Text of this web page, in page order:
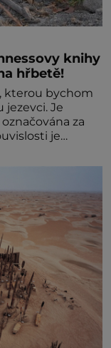
knihy
hřbetě!
kterou bychom
Je
za
je